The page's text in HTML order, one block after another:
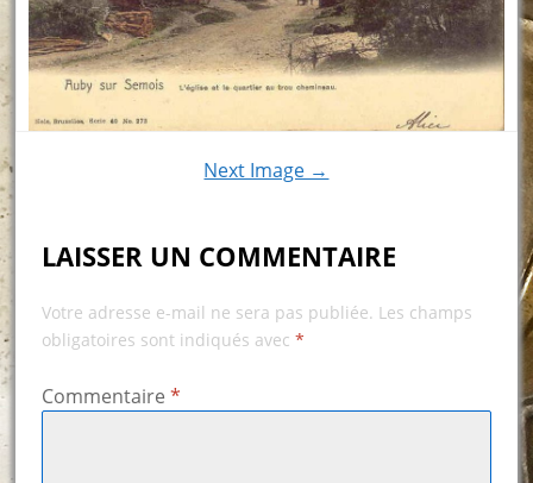
Next Image →
LAISSER UN COMMENTAIRE
Votre adresse e-mail ne sera pas publiée. Les champs
obligatoires sont indiqués avec *
Commentaire *